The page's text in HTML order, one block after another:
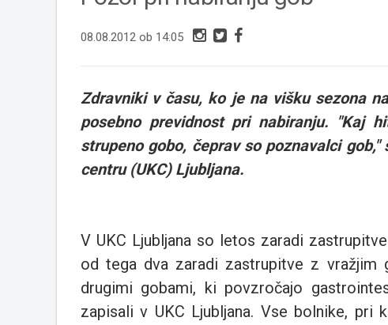
08.08.2012 ob 14:05
Zdravniki v času, ko je na višku sezona
posebno previdnost pri nabiranju. "Kaj
strupeno gobo, čeprav so poznavalci
centru (UKC) Ljubljana.
V UKC Ljubljana so letos zaradi
od tega dva zaradi zastrupitve z vražjim
drugimi gobami, ki povzročajo
zapisali v UKC Ljubljana. Vse bolnike,